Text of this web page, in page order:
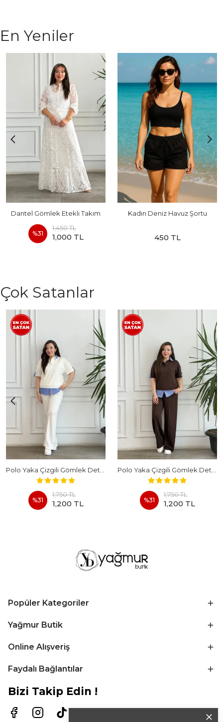
En Yeniler
Dantel Gömlek Etekli Takım
%31
1,450 TL
1,000 TL
Kadın Deniz Havuz Şortu
450 TL
Çok Satanlar
%31
1,750 TL
1,200 TL %31
1,750 TL
1,200 TL
Popüler Kategoriler
Yağmur Butik
Online Alışveriş
Faydalı Bağlantılar
Bizi Takip Edin !